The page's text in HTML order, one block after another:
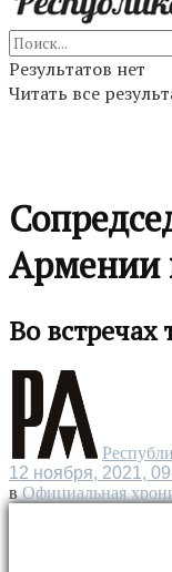
Результатов нет
Читать все
Армении
Во
12 ноября, 2021,
в Официальная